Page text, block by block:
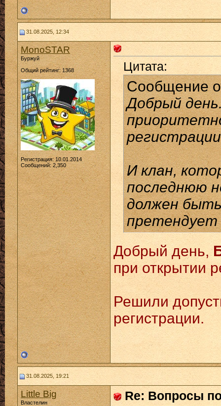
31.08.2025, 12:34
MonoSTAR
Буржуй
Общий рейтинг: 1368
Регистрация: 10.01.2014
Сообщений: 2,350
Цитата:
Сообщение
Добрый
И клан,
последнюю
должен
Добрый день,
при открытии
Решили
регистрации.
31.08.2025, 19:21
Little Big
Властелин
Re: Вопросы